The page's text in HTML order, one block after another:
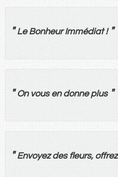
" Le Bonheur Immédiat! "
" On vous en donne plus "
" Envoyez des fleurs, offrez